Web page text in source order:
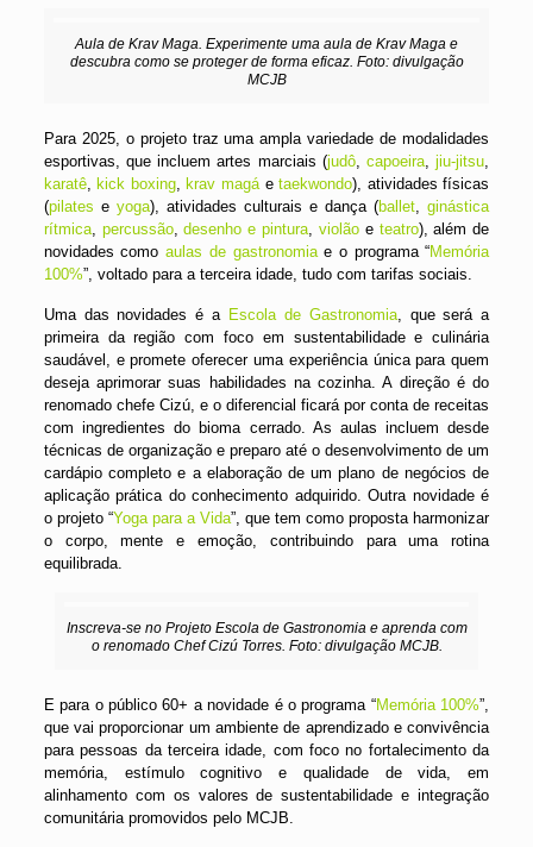
Aula de Krav Maga. Experimente uma aula de Krav Maga e
descubra como se proteger de forma eficaz. Foto: divulgação
MCJB
Para 2025, o projeto traz uma ampla variedade de modalidades
esportivas, que incluem artes marciais (judô, capoeira ,jiu-jitsu
karatê,kick boxing,krav magá etaekwondo), atividades físicas
(pilates e yoga), atividades culturais e dança (ballet ,ginástica
rítmica, percussão,desenho e pintura violãoe teatro), além de
novidades comoaulas de gastronomiae o programa “Memória
100%”, voltado para a terceira idade, tudo com tarifas sociais.
Uma das novidades é a Escola de Gastronomia, que será a
primeira da região com foco em sustentabilidade e culinária
saudável, e promete oferecer uma experiência única para quem
deseja aprimorar suas habilidades na cozinha. A direção é do
renomado chefe Cizú, e o diferencial ficará por conta de receitas
com ingredientes do bioma cerrado. As aulas incluem desde
técnicas de organização e preparo até o desenvolvimento de um
cardápio completo e a elaboração de um plano de negócios de
aplicação prática do conhecimento adquirido. Outra novidade é
o projeto “Yoga para a Vida”, que tem como proposta harmonizar
o corpo, mente e emoção, contribuindo para uma rotina
equilibrada.
Inscreva-se no Projeto Escola de Gastronomia e aprenda com
o renomado Chef Cizú Torres. Foto: divulgação MCJB.
E para o público 60+ a novidade é o programa “Memória 100%”,
que vai proporcionar um ambiente de aprendizado e convivência
para pessoas da terceira idade, com foco no fortalecimento da
memória, estímulo cognitivo e qualidade de vida, em
alinhamento com os valores de sustentabilidade e integração
comunitária promovidos pelo MCJB.